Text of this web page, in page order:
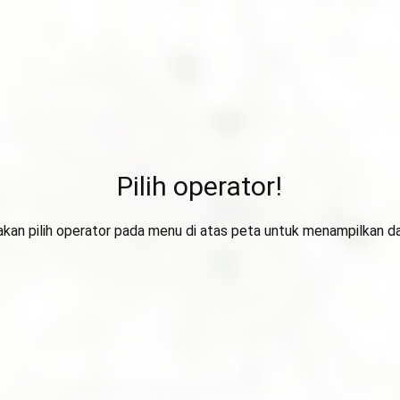
Pilih operator!
pilih operator pada menu di atas peta untuk menampilkan